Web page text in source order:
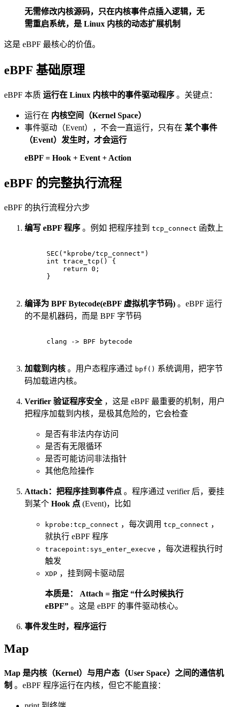
无需修改内核源码，只在内核事件点插入逻辑，无
需重启系统，是 Linux 内核的动态扩展机制
这是 eBPF 最核心的价值。
eBPF 基础原理
eBPF 本质 运行在 Linux 内核中的事件驱动程序 。关键点：
运行在 内核空间（Kernel Space）
事件驱动（Event），不会一直运行，只有在 某个事件
（Event）发生时，才会运行
eBPF = Hook + Event + Action
eBPF 的完整执行流程
eBPF 的执行流程分六步
编写 eBPF 程序 。例如 把程序挂到 tcp_connect 函数上
SEC( "kprobe/tcp_connect" )
int trace_tcp ()
{
return 0 ;
}
编译为 BPF Bytecode(eBPF 虚拟机字节码) 。eBPF 运行
的不是机器码，而是 BPF 字节码
clang -> BPF bytecode
加载到内核 。用户态程序通过 bpf() 系统调用，把字节
码加载进内核。
Verifier 验证程序安全，这是 eBPF 最重要的机制，用户
把程序加载到内核，是极其危险的，它会检查
是否有非法内存访问
是否有无限循环
是否可能访问非法指针
其他危险操作
Attach：把程序挂到事件点 。程序通过 verifier 后，要挂
到某个 Hook 点 (Event)，比如
kprobe:tcp_connect ，每次调用 tcp_connect ，
就执行 eBPF 程序
tracepoint:sys_enter_execve ，每次进程执行时
触发
XDP ，挂到网卡驱动层
本质是： Attach = 指定 “什么时候执行
eBPF” 。这是 eBPF 的事件驱动核心。
事件发生时，程序运行
Map
Map 是内核（Kernel）与用户态（User Space）之间的通信机
制 。eBPF 程序运行在内核，但它不能直接：